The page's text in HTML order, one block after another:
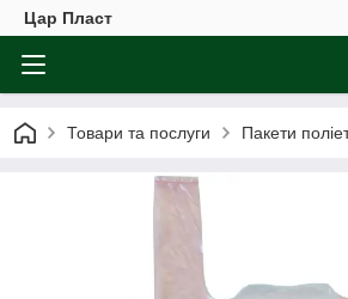
Цар Пласт
Товари та послуги Пакети